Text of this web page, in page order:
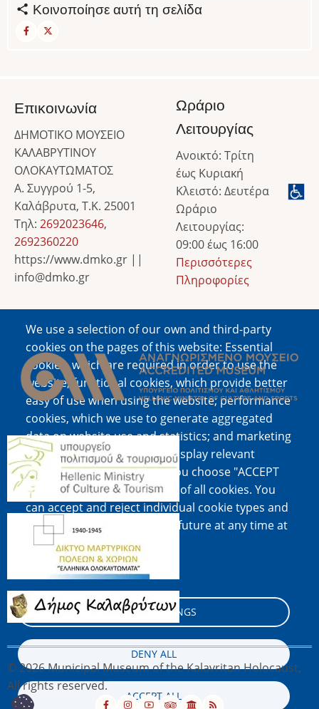
Κοινοποίησε αυτή τη σελίδα
We use a selection of our own and third-party
cookies on the pages of this website: Essential
cookies, which are required in order to use the
website; functional cookies, which provide better
easy of use when using the website; performance
cookies, which we use to generate aggregated
data on website use and statistics; and marketing
cookies, which are used to display relevant
content and advertising. If you choose "ACCEPT
ALL", you consent to the use of all cookies. You
can accept and reject individual cookie types and
revoke your consent for the future at any time at
"Settings".
Cookie documentation
COOKIE SETTINGS
DENY ALL
ACCEPT ALL
Επικοινωνία
ΔΗΜΟΤΙΚΟ ΜΟΥΣΕΙΟ
ΚΑΛΑΒΡΥΤΙΝΟΥ
ΟΛΟΚΑΥΤΩΜΑΤΟΣ
Α. Συγγρού 1-5,
Καλάβρυτα, Τ.Κ. 25001
Τηλ: 2692023646,
2692360220
https://www.dmko.gr ||
info@dmko.gr
Ωράριο
Λειτουργίας
Ανοικτό: Τρίτη
έως Κυριακή
Κλειστό: Δευτέρα
Ωράριο
Λειτουργίας:
09:00 έως 16:00
Περισσότερες
Πληροφορίες
Image
Image
Image
Image
© 2026 Municipal Museum of the Kalavritan Holocaust,
All rights reserved.